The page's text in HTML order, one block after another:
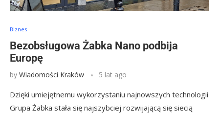
Biznes
Bezobsługowa Żabka Nano podbija
Europę
by Wiadomości Kraków 5 lat ago
Dzięki umiejętnemu wykorzystaniu najnowszych technologii
Grupa Żabka stała się najszybciej rozwijającą się siecią